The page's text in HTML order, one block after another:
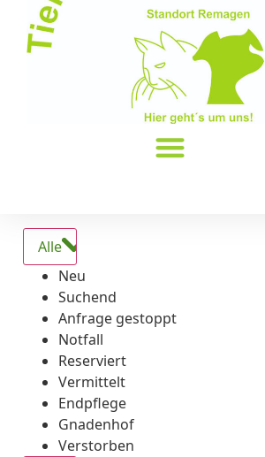
Alle
Neu
Suchend
Anfrage gestoppt
Notfall
Reserviert
Vermittelt
Endpflege
Gnadenhof
Verstorben